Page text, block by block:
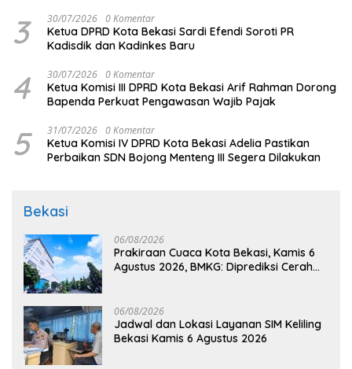
3 30/07/2026 0 Komentar
Ketua DPRD Kota Bekasi Sardi Efendi Soroti PR
Kadisdik dan Kadinkes Baru
4 30/07/2026 0 Komentar
Ketua Komisi III DPRD Kota Bekasi Arif Rahman Dorong
Bapenda Perkuat Pengawasan Wajib Pajak
5 31/07/2026 0 Komentar
Ketua Komisi IV DPRD Kota Bekasi Adelia Pastikan
Perbaikan SDN Bojong Menteng III Segera Dilakukan
Bekasi
06/08/2026
Prakiraan Cuaca Kota Bekasi, Kamis 6
Agustus 2026, BMKG: Diprediksi Cerah
06/08/2026
Jadwal dan Lokasi Layanan SIM Keliling
Bekasi Kamis 6 Agustus 2026